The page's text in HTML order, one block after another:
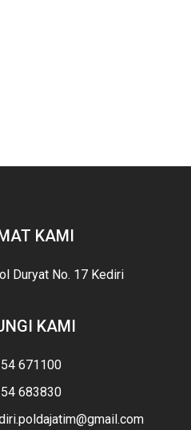
KAMI
Duryat No. 17 Kediri
KAMI
671100
683830